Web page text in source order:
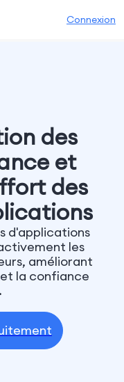
Connexion
des
et
des
d'applications
les
améliorant
la confiance